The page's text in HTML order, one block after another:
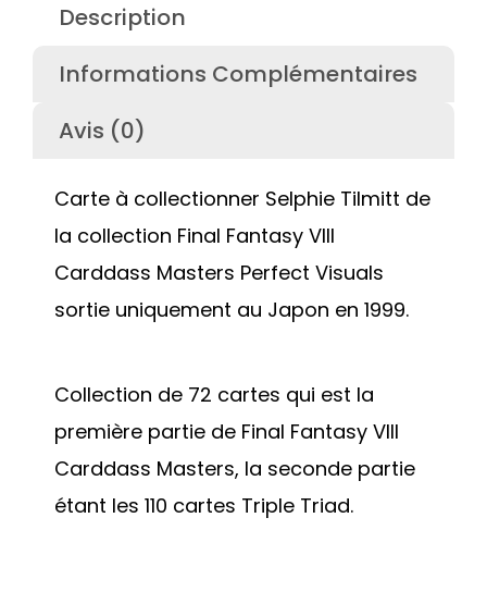
Description
Informations Complémentaires
Avis (0)
Carte à collectionner Selphie Tilmitt de
la collection Final Fantasy VIII
Carddass Masters Perfect Visuals
sortie uniquement au Japon en 1999.
Collection de 72 cartes qui est la
première partie de Final Fantasy VIII
Carddass Masters, la seconde partie
étant les 110 cartes Triple Triad.